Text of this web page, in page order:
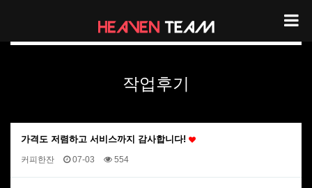
작업후기
가격도 저렴하고 서비스까지 감사합니다!
커피한잔 07-03 554